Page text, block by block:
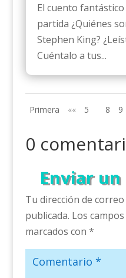
El cuento
partida ¿Quiénes
Stephen King?
Cuéntalo a tus...
Primera «« 5 8 9
0
Enviar
Tu dirección de
publicada. Los
marcados con *